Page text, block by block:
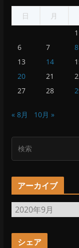
日
月
1
6
7 8
13
14
20
21
27
28
« 8月 10月 »
アーカイブ
ア
ー
カ
シェア